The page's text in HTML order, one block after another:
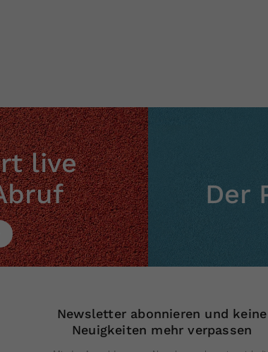
live
Der
Newsletter abonnieren und keine
Neuigkeiten mehr verpassen